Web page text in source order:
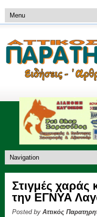
Στιγμές χαράς
την ΕΓΝΥΑ
Posted by Αττικός